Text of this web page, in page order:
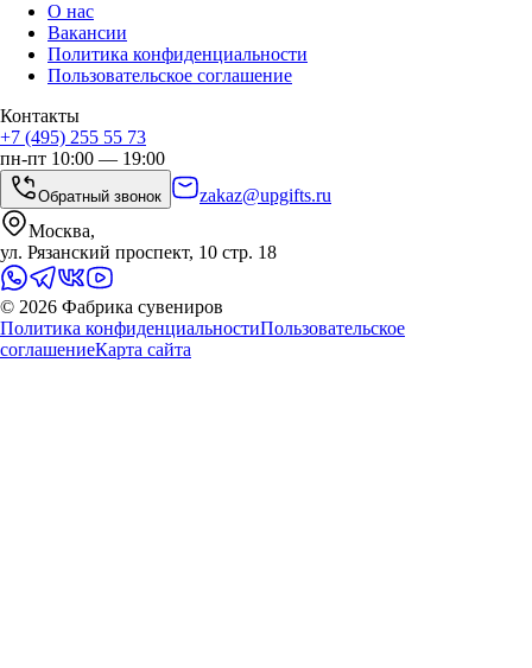
О нас
Вакансии
Политика конфиденциальности
Пользовательское соглашение
Контакты
+7 (495) 255 55 73
пн-пт 10:00 — 19:00
Обратный звонок
zakaz@upgifts.ru
Москва,
ул. Рязанский проспект, 10 стр. 18
© 2026 Фабрика сувениров
Политика конфиденциальностиПользовательское
соглашениеКарта сайта